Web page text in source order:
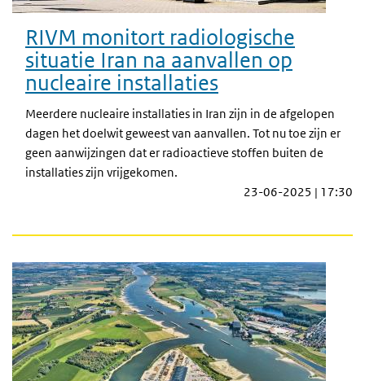
RIVM monitort radiologische
situatie Iran na aanvallen op
nucleaire installaties
Meerdere nucleaire installaties in Iran zijn in de afgelopen
dagen het doelwit geweest van aanvallen. Tot nu toe zijn er
geen aanwijzingen dat er radioactieve stoffen buiten de
installaties zijn vrijgekomen.
23-06-2025 | 17:30